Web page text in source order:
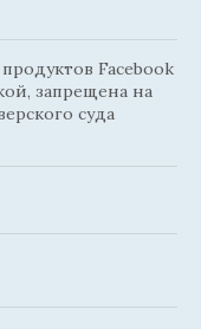
Facebook
запрещена на
суда